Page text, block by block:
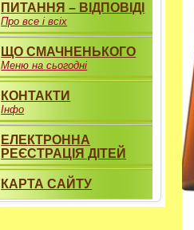
ПИТАННЯ – ВІДПОВІДІ
Про все і всіх
ЩО СМАЧНЕНЬКОГО
Меню на сьогодні
КОНТАКТИ
Інфо
ЕЛЕКТРОННА
РЕЄСТРАЦІЯ ДІТЕЙ
КАРТА САЙТУ